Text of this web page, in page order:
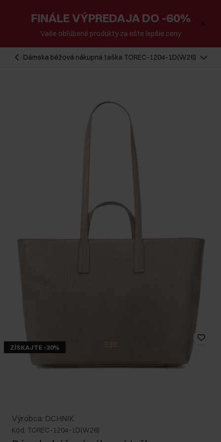
FINÁLE VÝPREDAJA DO -60%
Vaše obľúbené produkty za ešte lepšie ceny
Dámska béžová nákupná taška TOREC-1204-1D(W26)
ZÍSKAJTE -30%
Výrobca: OCHNIK
Kód: TOREC-1204-1D(W26)